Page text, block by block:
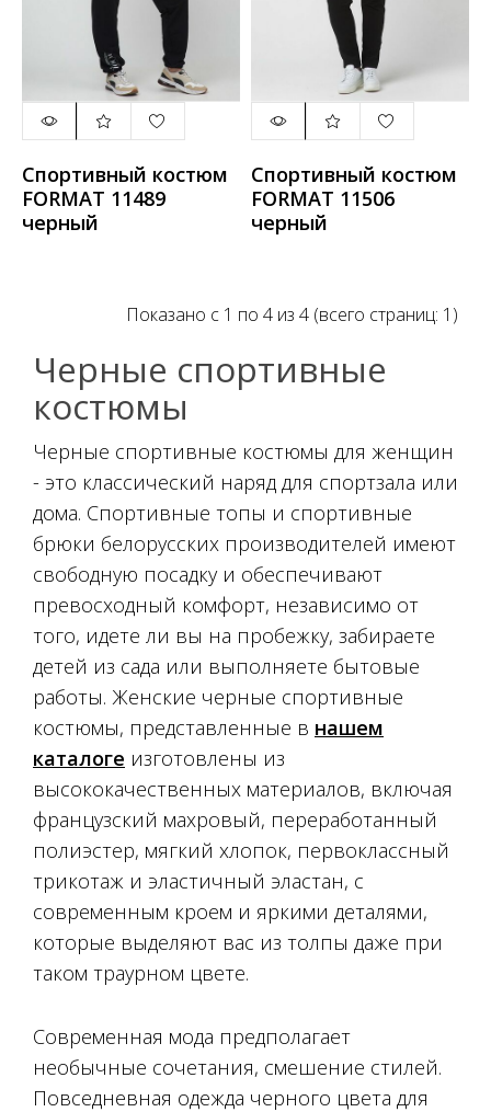
Спортивный костюм
FORMAT 11489
черный
Спортивный костюм
FORMAT 11506
черный
Показано с 1 по 4 из 4 (всего страниц: 1)
Черные спортивные
костюмы
Черные спортивные костюмы для женщин
- это классический наряд для спортзала или
дома. Спортивные топы и спортивные
брюки белорусских производителей имеют
свободную посадку и обеспечивают
превосходный комфорт, независимо от
того, идете ли вы на пробежку, забираете
детей из сада или выполняете бытовые
работы. Женские черные спортивные
костюмы, представленные в нашем
каталоге изготовлены из
высококачественных материалов, включая
французский махровый, переработанный
полиэстер, мягкий хлопок, первоклассный
трикотаж и эластичный эластан, с
современным кроем и яркими деталями,
которые выделяют вас из толпы даже при
таком траурном цвете.
Современная мода предполагает
необычные сочетания, смешение стилей.
Повседневная одежда черного цвета для